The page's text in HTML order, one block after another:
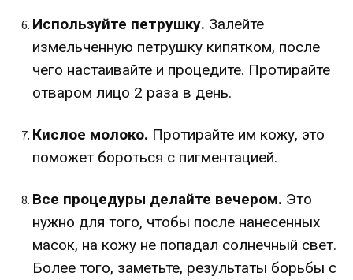
Используйте петрушку. Залейте
измельченную петрушку кипятком, после
чего настаивайте и процедите. Протирайте
отваром лицо 2 раза в день.
Кислое молоко. Протирайте им кожу, это
поможет бороться с пигментацией.
Все процедуры делайте вечером. Это
нужно для того, чтобы после нанесенных
масок, на кожу не попадал солнечный свет.
Более того, заметьте, результаты борьбы с